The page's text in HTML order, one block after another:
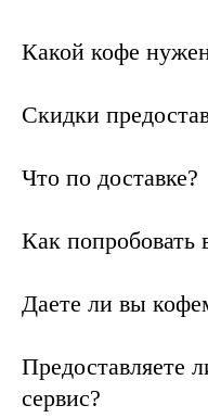
Какой кофе
Скидки
Что по доставке?
Как попробовать
Даете ли вы
Предоставляете
сервис?